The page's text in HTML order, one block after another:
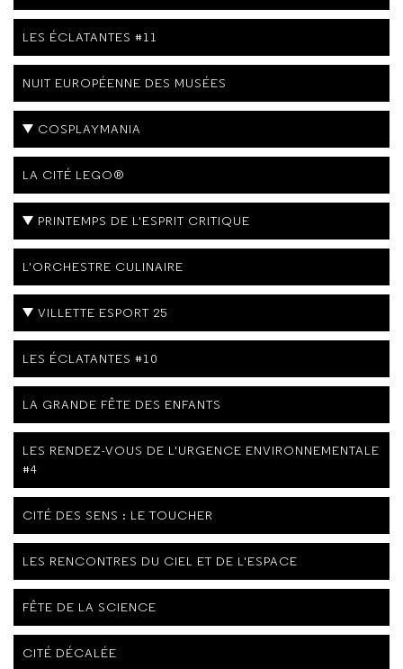
LES ÉCLATANTES #11
NUIT EUROPÉENNE DES MUSÉES
COSPLAYMANIA
LA CITÉ LEGO®
PRINTEMPS DE L'ESPRIT CRITIQUE
L'ORCHESTRE CULINAIRE
VILLETTE ESPORT 25
LES ÉCLATANTES #10
LA GRANDE FÊTE DES ENFANTS
LES RENDEZ-VOUS DE L'URGENCE ENVIRONNEMENTALE
#4
CITÉ DES SENS : LE TOUCHER
LES RENCONTRES DU CIEL ET DE L'ESPACE
FÊTE DE LA SCIENCE
CITÉ DÉCALÉE